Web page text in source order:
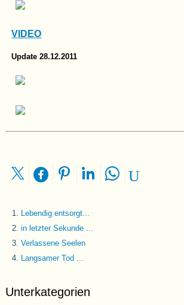
VIDEO
Update 28.12.2011
Lebendig entsorgt...
in letzter Sekunde ...
Verlassene Seelen
Langsamer Tod ...
Unterkategorien